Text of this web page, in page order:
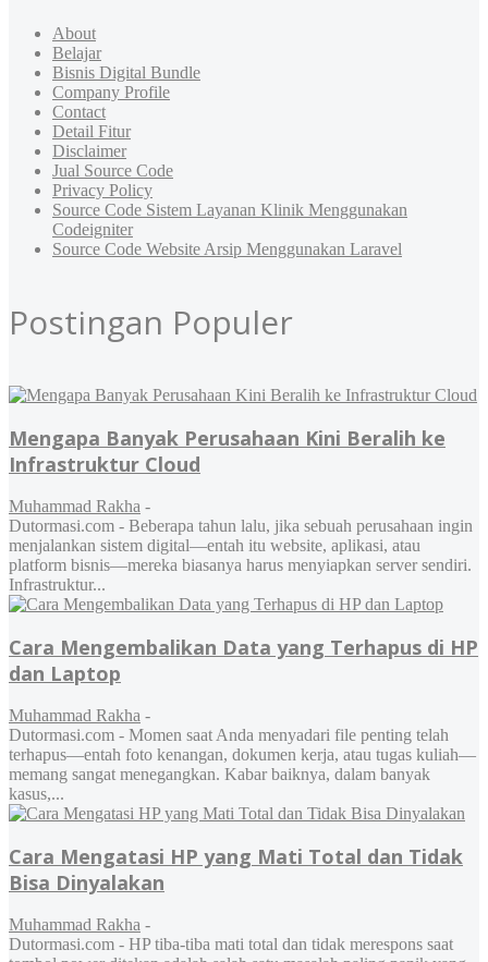
About
Belajar
Bisnis Digital Bundle
Company Profile
Contact
Detail Fitur
Disclaimer
Jual Source Code
Privacy Policy
Source Code Sistem Layanan Klinik Menggunakan
Codeigniter
Source Code Website Arsip Menggunakan Laravel
Postingan Populer
Mengapa Banyak Perusahaan Kini Beralih ke
Infrastruktur Cloud
Muhammad Rakha -
Dutormasi.com - Beberapa tahun lalu, jika sebuah perusahaan ingin
menjalankan sistem digital—entah itu website, aplikasi, atau
platform bisnis—mereka biasanya harus menyiapkan server sendiri.
Infrastruktur...
Cara Mengembalikan Data yang Terhapus di HP
dan Laptop
Muhammad Rakha -
Dutormasi.com - Momen saat Anda menyadari file penting telah
terhapus—entah foto kenangan, dokumen kerja, atau tugas kuliah—
memang sangat menegangkan. Kabar baiknya, dalam banyak
kasus,...
Cara Mengatasi HP yang Mati Total dan Tidak
Bisa Dinyalakan
Muhammad Rakha -
Dutormasi.com - HP tiba-tiba mati total dan tidak merespons saat